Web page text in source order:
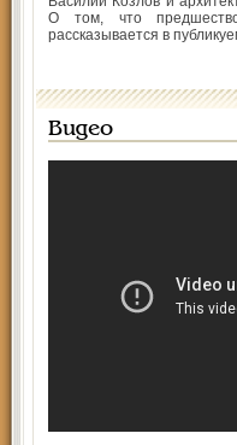
О том, что
рассказывается в
Видео